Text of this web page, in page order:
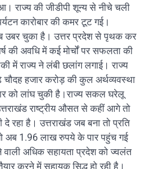
राज्य की जीडीपी शून्य से नीचे चली
कारोबार की कमर टूट गई।
उबर चुका है। उत्तर प्रदेश से पृथक कर
की अवधि में कई मोर्चों पर सफलता की
में राज्य ने लंबी छलांग लगाई। राज्य
चौदह हजार करोड़ की कुल अर्थव्यवस्था
को लांघ चुकी है।राज्य सकल घरेलू
राष्ट्रीय औसत से कहीं आगे तो
दे रहा है। उत्तराखंड जब बना तो प्रति
अब 1.96 लाख रुपये के पार पहुंच गई
अधिक सहायता प्रदेश को ज्वलंत
करने में सहायक सिद्ध हो रही है।